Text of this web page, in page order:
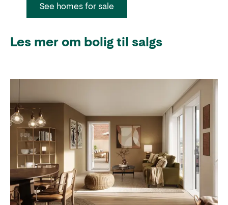
See homes for sale
Les mer om bolig til salgs